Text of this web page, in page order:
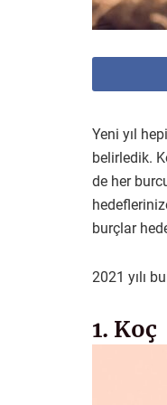
Yeni yıl
belirledik.
de her
burçlar
2021 yılı
1. Koç